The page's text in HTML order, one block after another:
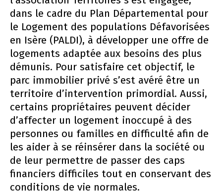
dans le cadre du Plan Départemental pour
le Logement des populations Défavorisées
en Isère (PALDI), à développer une offre de
logements adaptée aux besoins des plus
démunis. Pour satisfaire cet objectif, le
parc immobilier privé s’est avéré être un
territoire d’intervention primordial. Aussi,
certains propriétaires peuvent décider
d’affecter un logement inoccupé à des
personnes ou familles en difficulté afin de
les aider à se réinsérer dans la société ou
de leur permettre de passer des caps
financiers difficiles tout en conservant des
conditions de vie normales.